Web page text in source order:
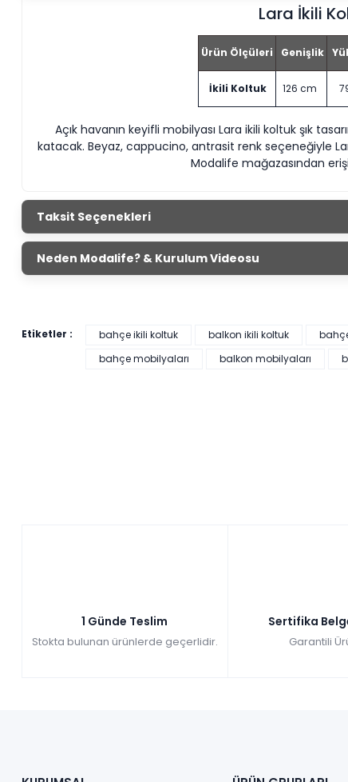
Lara İkili
Ürün Ölçüleri Genişlik
İkili Koltuk 126 cm
Açık havanın keyifli mobilyası Lara ikili koltuk şık
katacak. Beyaz, cappucino, antrasit renk seçeneğiyle
Modalife mağazasından
Taksit Seçenekleri
Neden Modalife? & Kurulum Videosu
Etiketler : bahçe ikili koltuk balkon ikili koltuk
bahçe mobilyaları
balkon mobilyaları
1 Günde Teslim
Stokta bulunan ürünlerde geçerlidir.
Sertifika
Garantili